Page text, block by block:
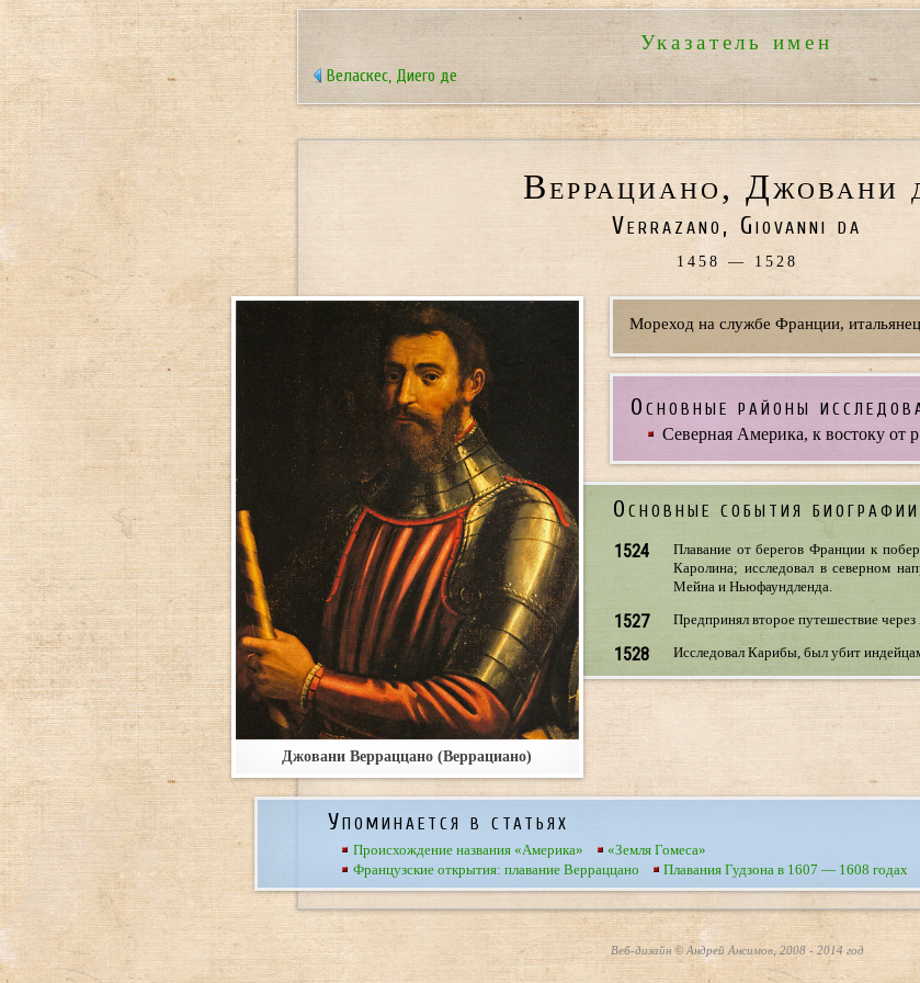
Указатель имен
Веласкес, Диего де
Веррациано, Джовани
Verrazano, Giovanni da
1458 — 1528
Джовани Верраццано (Веррациано)
Мореход на службе Франции,
Основные районы
Северная Америка, к востоку от
Основные события биографии
1524
Плавание от берегов Франции к
Каролина; исследовал в северном
Мейна и Ньюфаундленда.
1527 Предпринял второе путешествие
1528 Исследовал Карибы, был убит
Упоминается в статьях
Происхождение названия «Америка»
«Земля Гомеса»
Французские открытия: плавание Верраццано
Плавания Гудзона в 1607 — 1608 годах
Веб-дизайн © Андрей Ансимов, 2008 - 2014 год